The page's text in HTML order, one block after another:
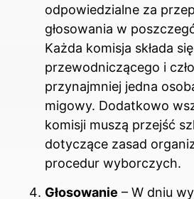
odpowiedzialne za
głosowania w
Każda komisja składa
przewodniczącego i
przynajmniej jedna
migowy. Dodatkowo
komisji muszą przejść
dotyczące zasad
procedur wyborczych.
Głosowanie – W dniu